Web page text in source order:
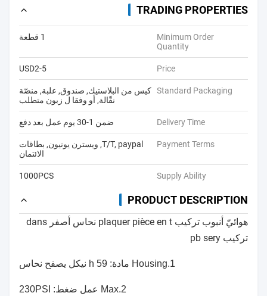
TRADING PROPERTIES
Minimum Order
Quantity
1 قطعة
Price
USD2-5
Standard Packaging كيس من البلاستيك, صندوق, علبة, منصّة
نقّالة, أو وفقا ل زبون متطلب
Delivery Time ضمن 1-30 يوم عمل بعد دفع
Payment Terms
T/T, paypal, ويسترن يونيون, بطاقات
الائتمان
Supply Ability
1000PCS
PRODUCT DESCRIPTION
هوائيّ أنبوب تركيب plaquer pièce en t نحاس أصفر dans
تركيب pb sery
1.Housing مادة: h 59 نيكل يصفح نحاس
2.Max عمل ضغط: 230PSI